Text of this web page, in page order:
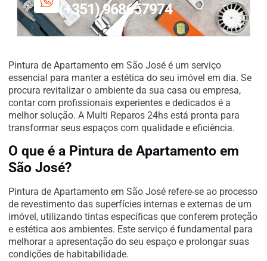
(+351) 968657974
Pintura de Apartamento em São José é um serviço
essencial para manter a estética do seu imóvel em dia. Se
procura revitalizar o ambiente da sua casa ou empresa,
contar com profissionais experientes e dedicados é a
melhor solução. A Multi Reparos 24hs está pronta para
transformar seus espaços com qualidade e eficiência.
O que é a Pintura de Apartamento em
São José?
Pintura de Apartamento em São José refere-se ao processo
de revestimento das superfícies internas e externas de um
imóvel, utilizando tintas específicas que conferem proteção
e estética aos ambientes. Este serviço é fundamental para
melhorar a apresentação do seu espaço e prolongar suas
condições de habitabilidade.